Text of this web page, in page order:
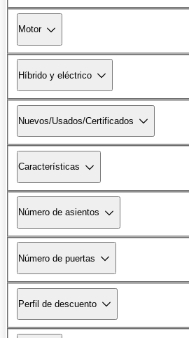
Motor
Híbrido y eléctrico
Nuevos/Usados/Certificados
Características
Número de asientos
Número de puertas
Perfil de descuento